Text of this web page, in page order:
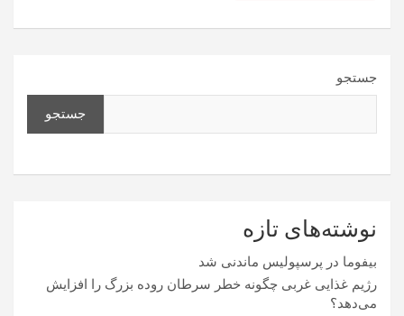
جستجو
جستجو
نوشته‌های تازه
بیفوما در پرسپولیس ماندنی شد
رژیم غذایی غربی چگونه خطر سرطان روده بزرگ را افزایش
می‌دهد؟